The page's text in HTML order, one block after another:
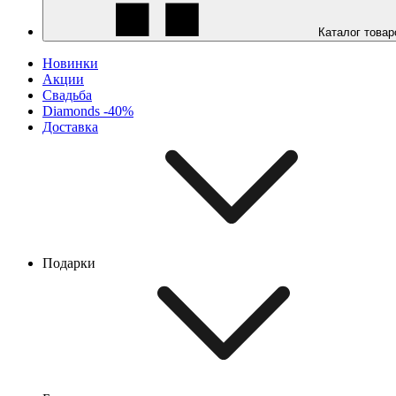
Каталог
Новинки
Акции
Свадьба
Diamonds -40%
Доставка
Подарки